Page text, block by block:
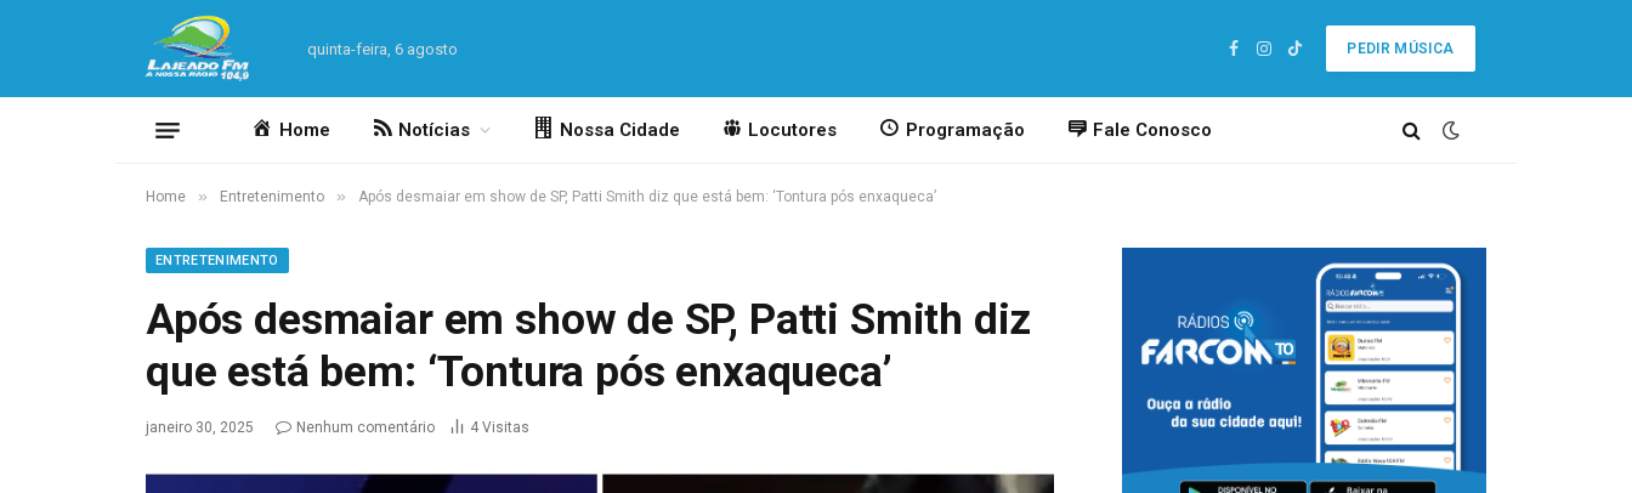
quinta-feira, 6 agosto
Facebook
Instagram
TikTok
PEDIR MÚSICA
Home Notícias Nossa Cidade Locutores Programação Fale Conosco
Home » Entretenimento » Após desmaiar em show de SP, Patti Smith diz que está bem: ‘Tontura pós enxaqueca’
ENTRETENIMENTO
Após desmaiar em show de SP, Patti Smith diz
que está bem: ‘Tontura pós enxaqueca’
janeiro 30, 2025 Nenhum comentário 4 Visitas